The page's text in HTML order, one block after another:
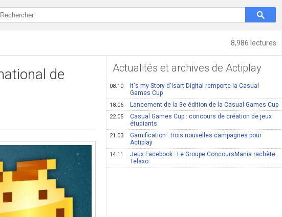
8,986 lectures
de
Actualités et archives de Actiplay
08.10
It's my Story d'Isart Digital remporte la Casual
Games Cup
18.06 Lancement de la 3e édition de la Casual Games Cup
22.05
Casual Games Cup : concours de création de jeux
étudiants
21.03
Gamification : trois nouvelles campagnes pour
Actiplay
14.11
Jeux Facebook : Le Groupe ConcoursMania rachète
Telaxo